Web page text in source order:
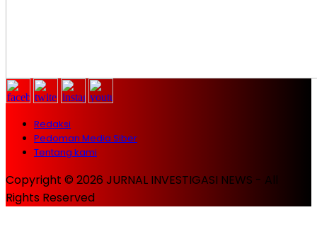
Redaksi
Pedoman Media Siber
Tentang kami
Copyright © 2026 JURNAL INVESTIGASI NEWS - All
Rights Reserved